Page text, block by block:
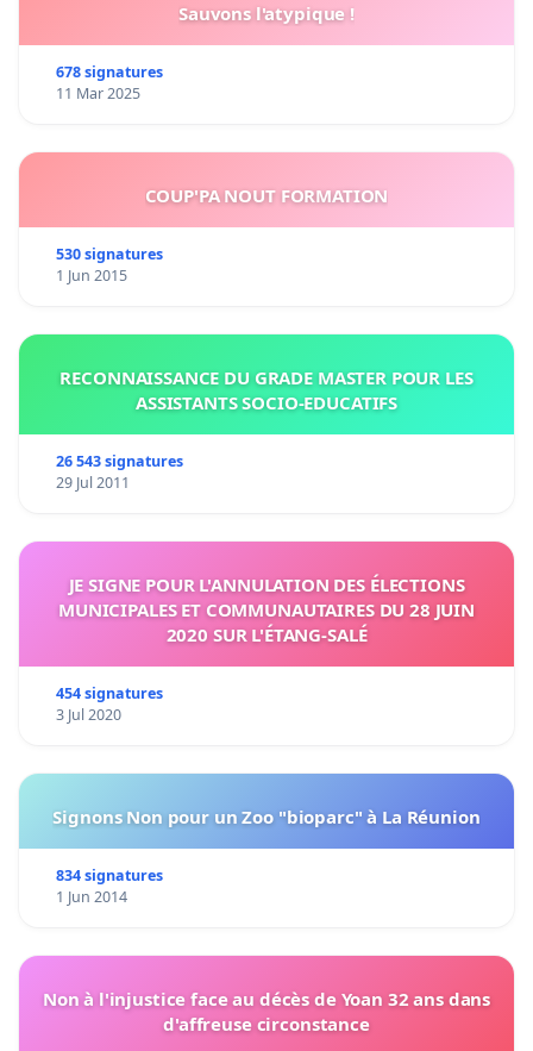
Sauvons l'atypique !
678 signatures
11 Mar 2025
COUP'PA NOUT FORMATION
530 signatures
1 Jun 2015
RECONNAISSANCE DU GRADE MASTER POUR LES
ASSISTANTS SOCIO-EDUCATIFS
26 543 signatures
29 Jul 2011
JE SIGNE POUR L'ANNULATION DES ÉLECTIONS
MUNICIPALES ET COMMUNAUTAIRES DU 28 JUIN
2020 SUR L'ÉTANG-SALÉ
454 signatures
3 Jul 2020
Signons Non pour un Zoo "bioparc" à La Réunion
834 signatures
1 Jun 2014
Non à l'injustice face au décès de Yoan 32 ans dans
d'affreuse circonstance